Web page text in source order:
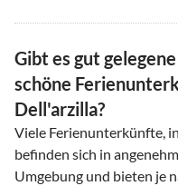
Gibt es gut
schöne
Dell'arzilla?
Viele Ferienunterkünfte,
befinden sich in
Umgebung und bieten je